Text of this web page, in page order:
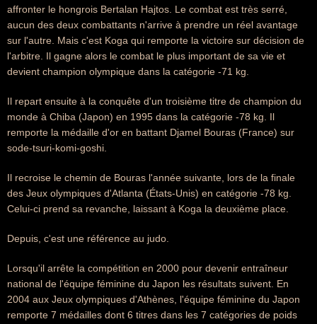
affronter le hongrois Bertalan Hajtos. Le combat est très serré,
aucun des deux combattants n'arrive à prendre un réel avantage
sur l'autre. Mais c'est Koga qui remporte la victoire sur décision de
l'arbitre. Il gagne alors le combat le plus important de sa vie et
devient champion olympique dans la catégorie -71 kg.
Il repart ensuite à la conquête d'un troisième titre de champion du
monde à Chiba (Japon) en 1995 dans la catégorie -78 kg. Il
remporte la médaille d'or en battant Djamel Bouras (France) sur
sode-tsuri-komi-goshi.
Il recroise le chemin de Bouras l'année suivante, lors de la finale
des Jeux olympiques d'Atlanta (États-Unis) en catégorie -78 kg.
Celui-ci prend sa revanche, laissant à Koga la deuxième place.
Depuis, c'est une référence au judo.
Lorsqu'il arrête la compétition en 2000 pour devenir entraîneur
national de l'équipe féminine du Japon les résultats suivent. En
2004 aux Jeux olympiques d'Athènes, l'équipe féminine du Japon
remporte 7 médailles dont 6 titres dans les 7 catégories de poids